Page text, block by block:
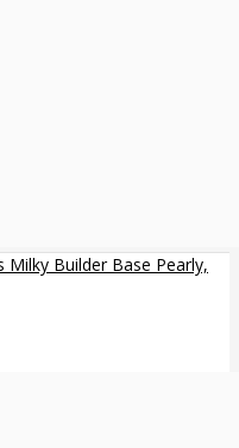
Builder Base Pearly,